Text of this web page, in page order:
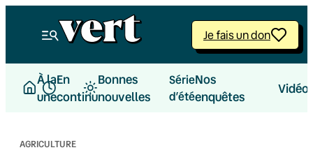
Je fais un don
À la
une
En
continu
Bonnes
nouvelles
Série
d’été
Nos
enquêtes
AGRICULTURE